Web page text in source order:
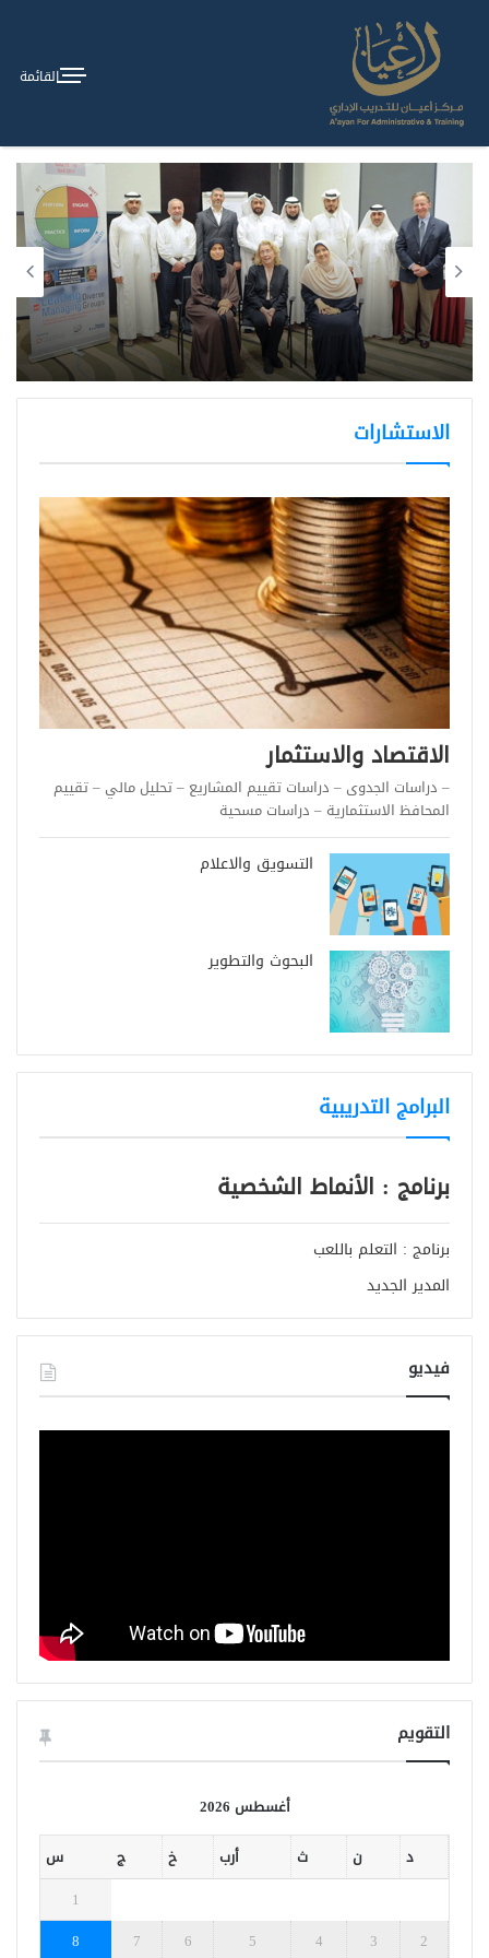
القائمة
الاستشارات
الاقتصاد والاستثمار
– دراسات الجدوى – دراسات تقييم المشاريع – تحليل مالي – تقييم
المحافظ الاستثمارية – دراسات مسحية
التسويق والاعلام
البحوث والتطوير
البرامج التدريبية
برنامج : الأنماط الشخصية
برنامج : التعلم باللعب
المدير الجديد
فيديو
التقويم
أغسطس 2026
د
ن ث أرب خ ج
س
1
2
3
4
5
6
7
8